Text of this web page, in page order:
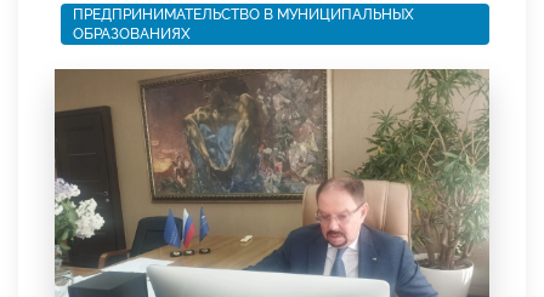
ПРЕДПРИНИМАТЕЛЬСТВО В МУНИЦИПАЛЬНЫХ
ОБРАЗОВАНИЯХ